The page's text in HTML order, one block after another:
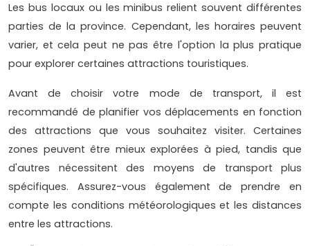
Les bus locaux ou les minibus relient souvent différentes
parties de la province. Cependant, les horaires peuvent
varier, et cela peut ne pas être l'option la plus pratique
pour explorer certaines attractions touristiques.
Avant de choisir votre mode de transport, il est
recommandé de planifier vos déplacements en fonction
des attractions que vous souhaitez visiter. Certaines
zones peuvent être mieux explorées à pied, tandis que
d'autres nécessitent des moyens de transport plus
spécifiques. Assurez-vous également de prendre en
compte les conditions météorologiques et les distances
entre les attractions.